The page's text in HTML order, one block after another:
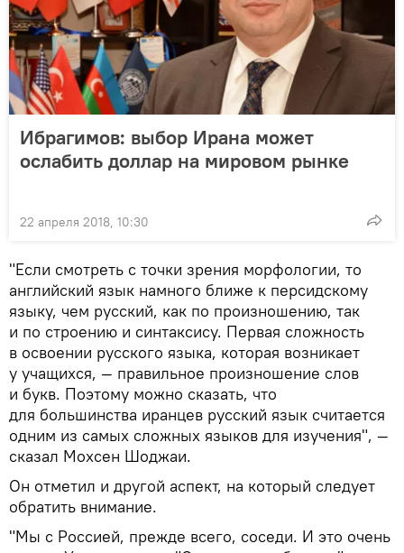
Ибрагимов: выбор Ирана может
ослабить доллар на мировом рынке
22 апреля 2018, 10:30
"Если смотреть с точки зрения морфологии, то
английский язык намного ближе к персидскому
языку, чем русский, как по произношению, так
и по строению и синтаксису. Первая сложность
в освоении русского языка, которая возникает
у учащихся, — правильное произношение слов
и букв. Поэтому можно сказать, что
для большинства иранцев русский язык считается
одним из самых сложных языков для изучения", —
сказал Мохсен Шоджаи.
Он отметил и другой аспект, на который следует
обратить внимание.
"Мы с Россией, прежде всего, соседи. И это очень